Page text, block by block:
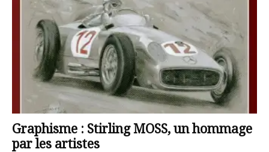
Graphisme : Stirling MOSS, un hommage
par les artistes